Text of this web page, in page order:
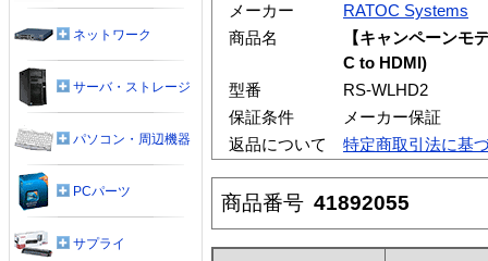
メーカー
RATOC Systems
商品名
【キャンペーンモ
C to HDMI)
型番
RS-WLHD2
保証条件
メーカー保証
返品について
特定商取引法に基
商品番号 41892055
ネットワーク
サーバ・ストレージ
パソコン・周辺機器
PCパーツ
サプライ